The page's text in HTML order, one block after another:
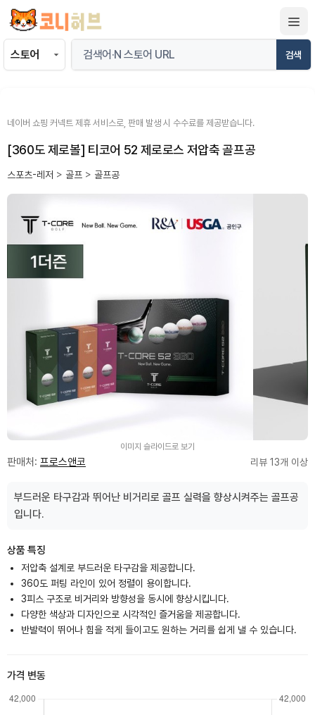
츠
검색
네이버 쇼핑 커넥트 제휴 서비스로, 판매 발생 시 수수료를 제공받습니다.
[360도 제로볼] 티코어 52 제로로스 저압축 골프공
스포츠-레저 > 골프 > 골프공
이미지 슬라이드로 보기
판매처: 프로스앤코 리뷰 13개 이상
부드러운 타구감과 뛰어난 비거리로 골프 실력을 향상시켜주는 골프공
입니다.
상품 특징
저압축 설계로 부드러운 타구감을 제공합니다.
360도 퍼팅 라인이 있어 정렬이 용이합니다.
3피스 구조로 비거리와 방향성을 동시에 향상시킵니다.
다양한 색상과 디자인으로 시각적인 즐거움을 제공합니다.
반발력이 뛰어나 힘을 적게 들이고도 원하는 거리를 쉽게 낼 수 있습니다.
가격 변동